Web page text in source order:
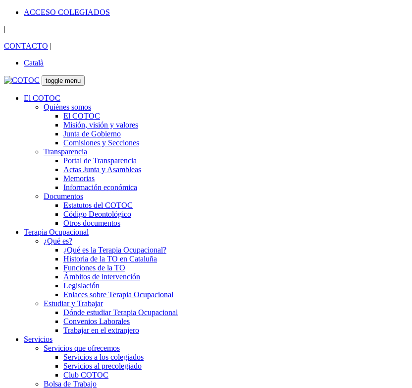
ACCESO COLEGIADOS
|
CONTACTO |
Català
toggle menu
El COTOC
Quiénes somos
El COTOC
Misión, visión y valores
Junta de Gobierno
Comisiones y Secciones
Transparencia
Portal de Transparencia
Actas Junta y Asambleas
Memorias
Información económica
Documentos
Estatutos del COTOC
Código Deontológico
Otros documentos
Terapia Ocupacional
¿Qué es?
¿Qué es la Terapia Ocupacional?
Historia de la TO en Cataluña
Funciones de la TO
Ámbitos de intervención
Legislación
Enlaces sobre Terapia Ocupacional
Estudiar y Trabajar
Dónde estudiar Terapia Ocupacional
Convenios Laborales
Trabajar en el extranjero
Servicios
Servicios que ofrecemos
Servicios a los colegiados
Servicios al precolegiado
Club COTOC
Bolsa de Trabajo